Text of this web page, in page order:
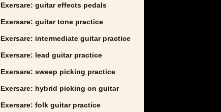
Exersare: guitar effects pedals
Exersare: guitar tone practice
Exersare: intermediate guitar practice
Exersare: lead guitar practice
Exersare: sweep picking practice
Exersare: hybrid picking on guitar
Exersare: folk guitar practice